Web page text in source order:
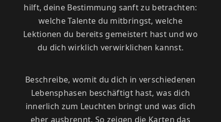
hilft, deine Bestimmung sanft zu betrachten:
welche Talente du mitbringst, welche
Lektionen du bereits gemeistert hast und wo
du dich wirklich verwirklichen kannst.
Beschreibe, womit du dich in verschiedenen
Lebensphasen beschäftigt hast, was dich
innerlich zum Leuchten bringt und was dich
eher ausbrennt. So zeigen die Karten das